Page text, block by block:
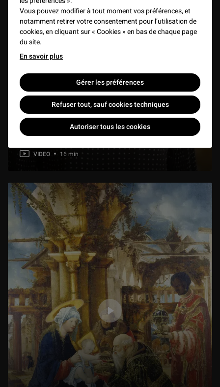
Vous pouvez modifier à tout moment vos préférences, et
notamment retirer votre consentement pour l’utilisation de
cookies, en cliquant sur « Cookies » en bas de chaque page
du site.
En savoir plus
Gérer les préférences
Refuser tout, sauf cookies techniques
Autoriser tous les cookies
Du château fort au musée
VIDEO 16 min